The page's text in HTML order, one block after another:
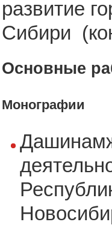
развитие
Сибири
Основные
Монографии